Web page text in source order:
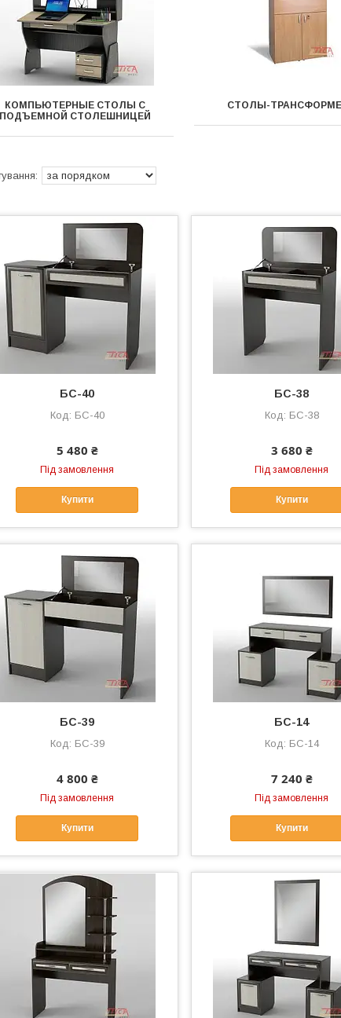
КОМПЬЮТЕРНЫЕ СТОЛЫ С
ПОДЪЕМНОЙ СТОЛЕШНИЦЕЙ
СТОЛЫ-
БС-40
БС-40
5 480 ₴
Під замовлення
Купити
БС-38
БС-38
3 680 ₴
Під замовлення
Купити
БС-39
БС-39
4 800 ₴
Під замовлення
Купити
БС-14
БС-14
7 240 ₴
Під замовлення
Купити